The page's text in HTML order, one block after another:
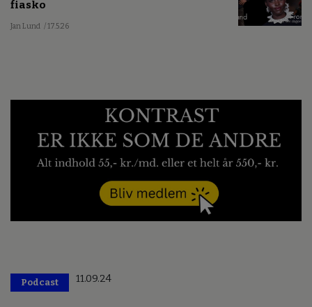
fiasko
Jan Lund / 17.5.26
Podcast 11.09.24